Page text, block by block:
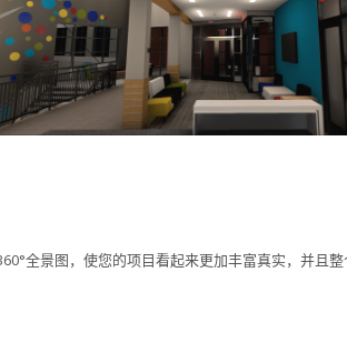
全景图，使您的项目看起来更加丰富真实，并且